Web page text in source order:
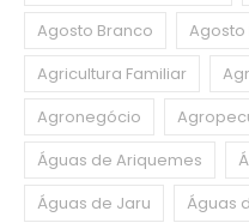
Agosto Branco
Agosto
Agricultura Familiar
Agronegócio
Águas de Ariquemes
Águas de Jaru
Águas